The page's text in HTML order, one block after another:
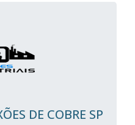
DE COBRE SP